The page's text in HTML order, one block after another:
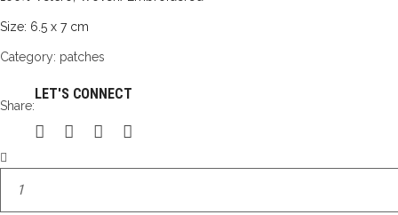
Size: 6.5 x 7 cm
Category: patches
Share:
LET'S CONNECT
PATCH
SUCKS